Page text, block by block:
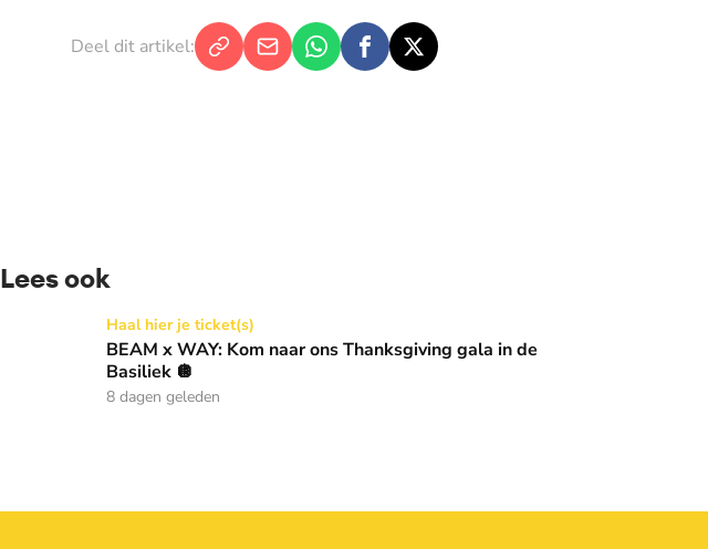
Deel dit artikel:
Lees ook
BEAM x WAY: Kom naar ons Thanksgiving gala in de Basiliek 🪩
Haal hier je ticket(s)
BEAM x WAY: Kom naar ons Thanksgiving gala in de
Basiliek 🪩
8 dagen geleden